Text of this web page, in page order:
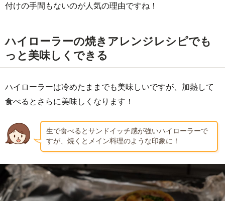
付けの手間もないのが人気の理由ですね！
ハイローラーの焼きアレンジレシピでも
っと美味しくできる
ハイローラーは冷めたままでも美味しいですが、加熱して
食べるとさらに美味しくなります！
生で食べるとサンドイッチ感が強いハイローラーで
すが、焼くとメイン料理のような印象に！